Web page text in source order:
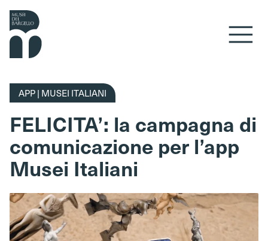
Vai al contenuto
APP | MUSEI ITALIANI
FELICITA’: la campagna di
comunicazione per l’app
Musei Italiani